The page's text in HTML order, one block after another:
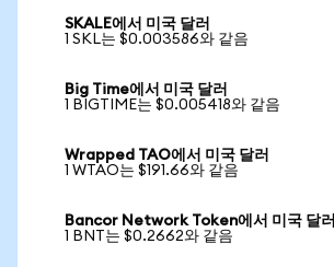
SKALE에서 미국 달러
1 SKL는 $0.003586와 같음
Big Time에서 미국 달러
1 BIGTIME는 $0.005418와 같음
Wrapped TAO에서 미국 달러
1 WTAO는 $191.66와 같음
Bancor Network Token에서 미국 달러
1 BNT는 $0.2662와 같음